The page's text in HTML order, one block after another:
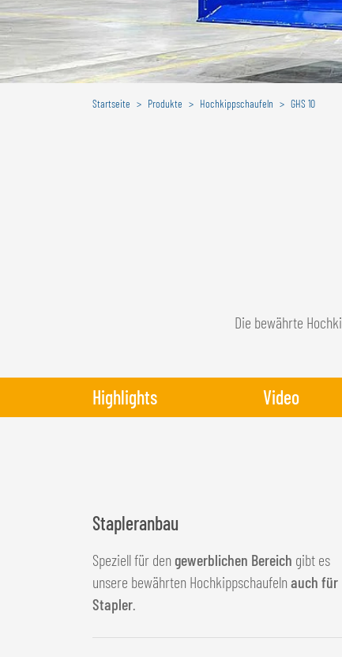
Startseite Produkte Hochkippschaufeln GHS 10
Die bewährte
Highlights Video
Stapleranbau
Speziell für den gewerblichen Bereich gibt es
unsere bewährten Hochkippschaufeln auch für
Stapler.